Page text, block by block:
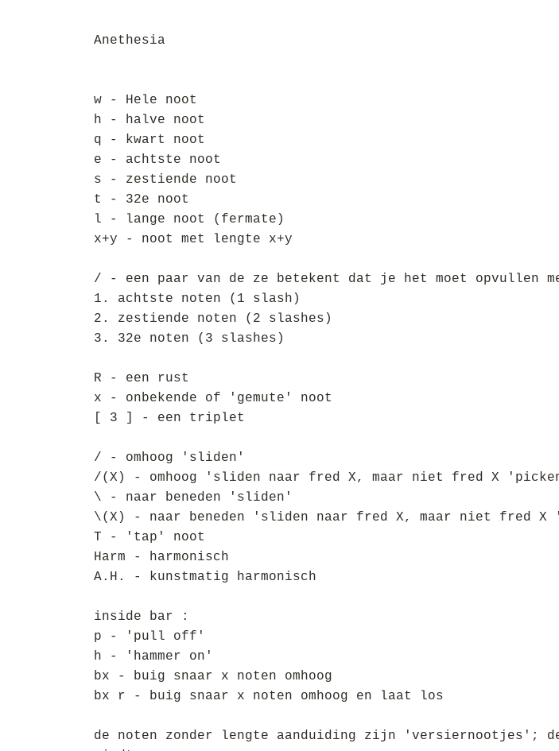
Anethesia
w - Hele noot
h - halve noot
q - kwart noot
e - achtste noot
s - zestiende noot
t - 32e noot
l - lange noot (fermate)
x+y - noot met lengte x+y
/ - een paar van de ze betekent dat je het moet opvullen
1. achtste noten (1 slash)
2. zestiende noten (2 slashes)
3. 32e noten (3 slashes)
R - een rust
x - onbekende of 'gemute' noot
[ 3 ] - een triplet
/ - omhoog 'sliden'
/(X) - omhoog 'sliden naar fred X, maar niet fred X
\ - naar beneden 'sliden'
\(X) - naar beneden 'sliden naar fred X, maar niet fred X
T - 'tap' noot
Harm - harmonisch
A.H. - kunstmatig harmonisch
inside bar :
p - 'pull off'
h - 'hammer on'
bx - buig snaar x noten omhoog
bx r - buig snaar x noten omhoog en laat los
de noten zonder lengte aanduiding zijn 'versiernootjes';